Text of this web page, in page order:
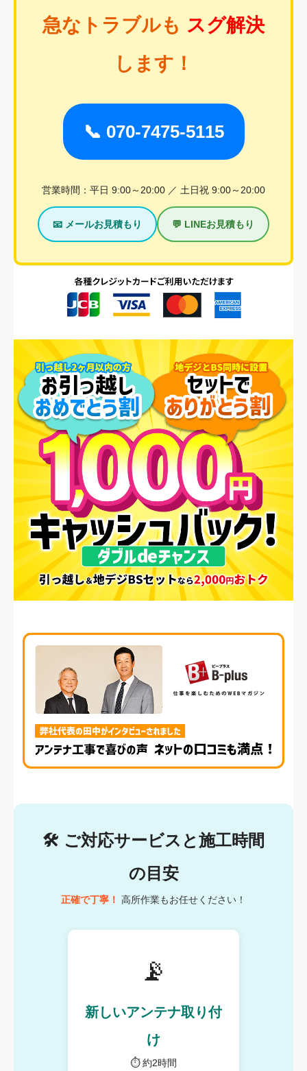
急なトラブルも スグ解決
します！
📞 070-7475-5115
営業時間：平日 9:00～20:00 ／ 土日祝 9:00～20:00
📧 メールお見積もり 💬 LINEお見積もり
🛠 ご対応サービスと施工時間
の目安
正確で丁寧！ 高所作業もお任せください！
📡
新しいアンテナ取り付
け
⏱ 約2時間